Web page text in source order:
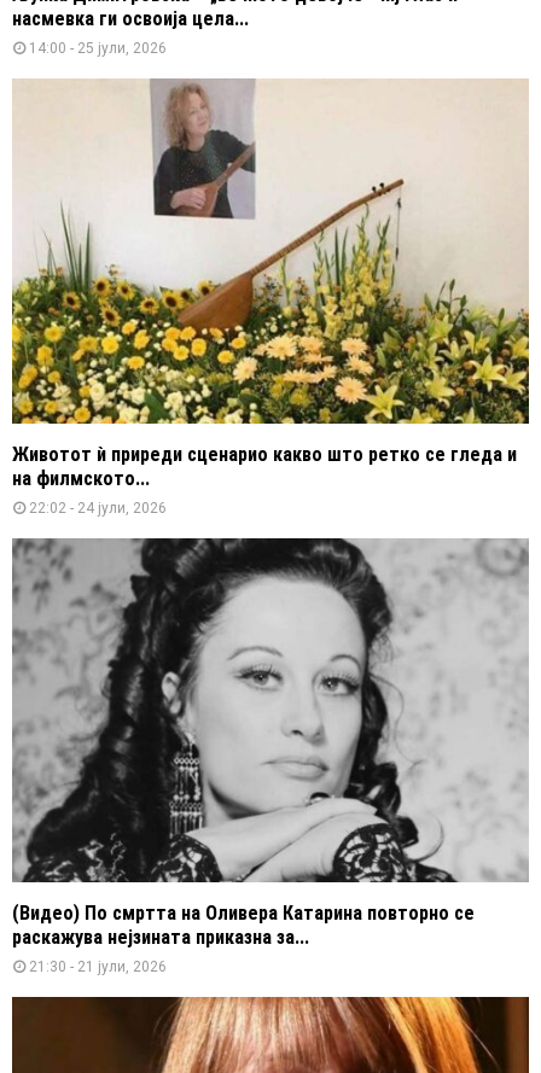
насмевка ги освоија цела...
14:00 - 25 јули, 2026
Животот ѝ приреди сценарио какво што ретко се гледа и
на филмското...
22:02 - 24 јули, 2026
(Видео) По смртта на Оливера Катарина повторно се
раскажува нејзината приказна за...
21:30 - 21 јули, 2026